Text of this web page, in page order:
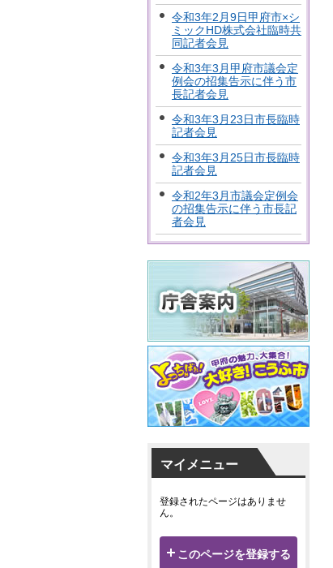
令和3年2月9日甲府市×シ
ミックHD株式会社臨時共
同記者会見
令和3年3月甲府市議会定
例会の招集告示に伴う市
長記者会見
令和3年3月23日市長臨時
記者会見
令和3年3月25日市長臨時
記者会見
令和2年3月市議会定例会
の招集告示に伴う市長記
者会見
マイメニュー
登録されたページはありませ
ん。
このページを登録する